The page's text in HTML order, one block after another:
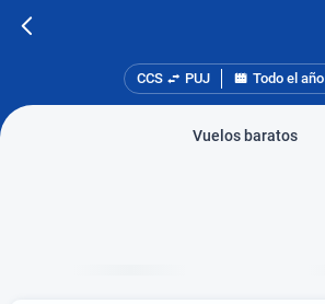
CCS PUJ Todo el año
Vuelos baratos